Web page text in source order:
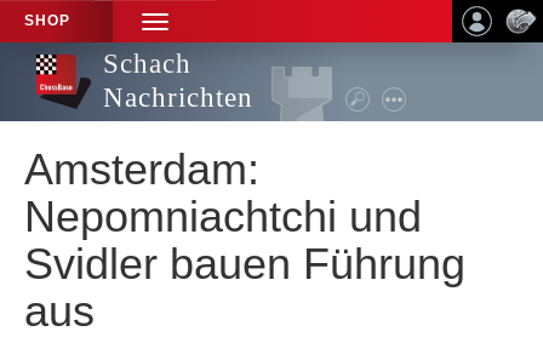
SHOP
TOGGLE
NAVIGATION
Schach
Nachrichten
Amsterdam:
Nepomniachtchi und
Svidler bauen Führung
aus